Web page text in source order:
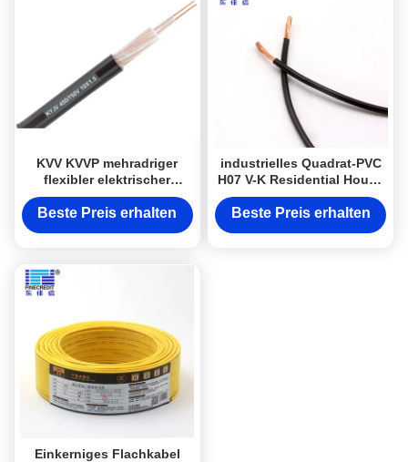
KVV KVVP mehradriger
flexibler elektrischer
450/750V Leiter der
Seilzug-Klassen-1/2
Beste Preis erhalten
industrielles Quadrat-PVC
H07 V-K Residential House
Wiring Flachkabel 450V
750V 1.5-10
Beste Preis erhalten
Einkerniges Flachkabel